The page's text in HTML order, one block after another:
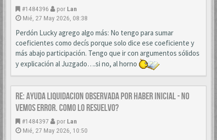
#1484396 por Lan
Mié, 27 May 2026, 08:38
Perdón Lucky agrego algo más: No tengo para sumar
coeficientes como decís porque solo dice ese coeficiente y
más abajo participación. Tengo que ir con argumentos sólidos
y explicación al Juzgado….si no, al horno
Re: AYUDA LIQUIDACION OBSERVADA POR HABER INICIAL - NO
VEMOS ERROR. COMO LO RESUELVO?
#1484397 por Lan
Mié, 27 May 2026, 10:50